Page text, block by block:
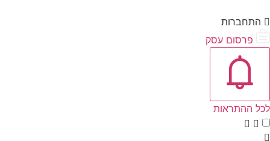
התחברות
פרסום עסק
פתיחת\סגירת מרכז התראות
לכל ההתראות